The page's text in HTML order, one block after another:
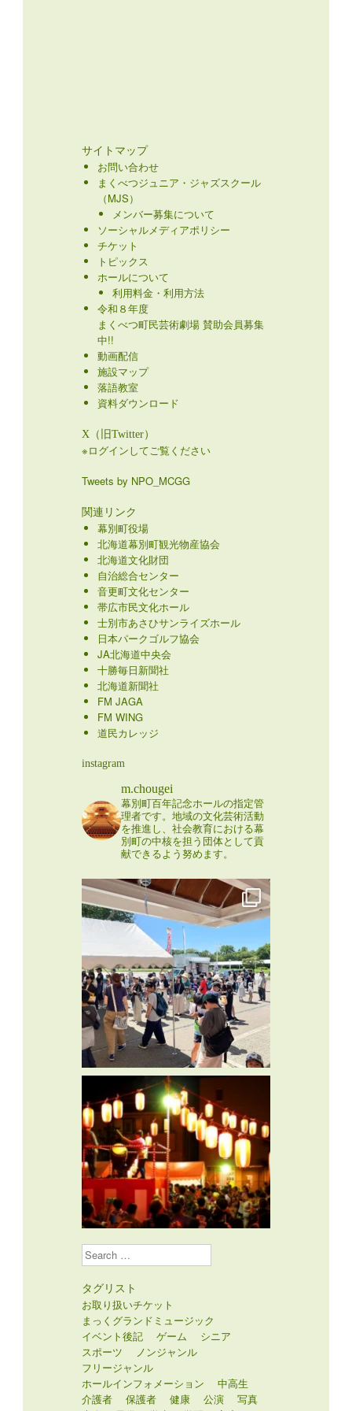
サイトマップ
お問い合わせ
まくべつジュニア・ジャズスクール
（MJS）
メンバー募集について
ソーシャルメディアポリシー
チケット
トピックス
ホールについて
利用料金・利用方法
令和８年度
まくべつ町民芸術劇場 賛助会員募集
中!!
動画配信
施設マップ
落語教室
資料ダウンロード
X（旧Twitter）
※ログインしてご覧ください
Tweets by NPO_MCGG
関連リンク
幕別町役場
北海道幕別町観光物産協会
北海道文化財団
自治総合センター
音更町文化センター
帯広市民文化ホール
士別市あさひサンライズホール
日本パークゴルフ協会
JA北海道中央会
十勝毎日新聞社
北海道新聞社
FM JAGA
FM WING
道民カレッジ
instagram
m.chougei
幕別町百年記念ホールの指定管
理者です。地域の文化芸術活動
を推進し、社会教育における幕
別町の中核を担う団体として貢
献できるよう努めます。
Search
タグリスト
お取り扱いチケット
まっくグランドミュージック
イベント後記
ゲーム
シニア
スポーツ
ノンジャンル
フリージャンル
ホールインフォメーション
中高生
介護者
保護者 健康 公演
写真